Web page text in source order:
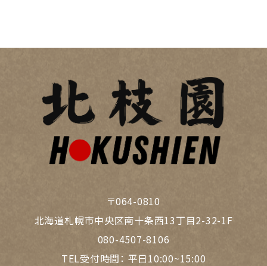
〒064-0810
北海道札幌市中央区南十条西13丁目2-32-1F
080-4507-8106
TEL受付時間： 平日10:00~15:00